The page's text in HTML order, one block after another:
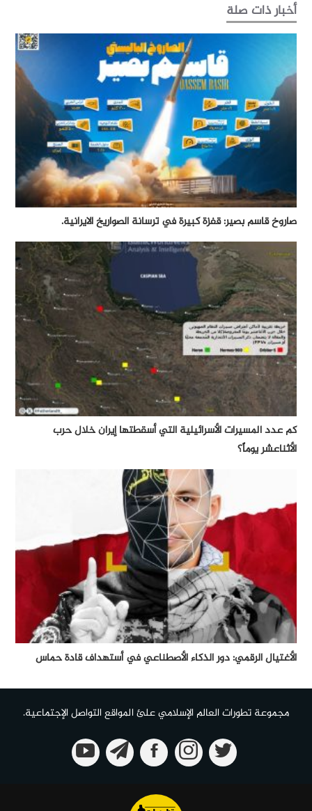
أخبار ذات صلة
صاروخ قاسم بصير: قفزة كبيرة في ترسانة الصواريخ الايرانية.
كم عدد المسيرات الأسرائيلية التي أسقطتها إيران خلال حرب
الأثناعشر يوماً؟
الأغتيال الرقمي: دور الذكاء الأصطناعي في أستهداف قادة حماس
مجموعة تطورات العالم الإسلامي علئ المواقع التواصل الإجتماعية.